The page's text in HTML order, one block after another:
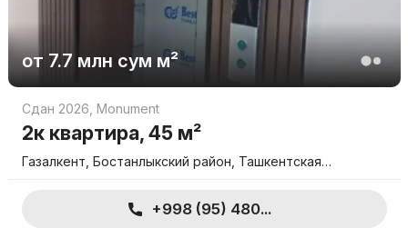
от 7.7 млн сум м²
Сдан 2026 Monument
2к квартира, 45 м²
Газалкент, Бостанлыкский район, Ташкентская…
+998 (95) 480...